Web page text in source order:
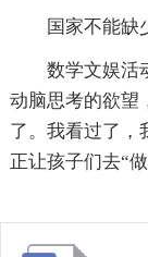
国家不能缺
数学文娱活
动脑思考的欲望
了。我看过了，
正让孩子们去“